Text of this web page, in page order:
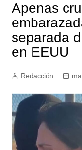
Apenas
separada
en EEUU
Redacción